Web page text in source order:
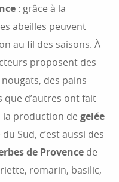
: grâce à la
abeilles peuvent
au fil des saisons. À
proposent des
des pains
que d’autres ont fait
la production de gelée
Sud, c’est aussi des
de Provence de
romarin, basilic,